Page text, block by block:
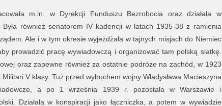
m.in. w Dyrekcji Funduszu Bezrobocia oraz działała w
Była również senatorem IV kadencji w latach 1935-38 z ramienia
Ale i w tym okresie wyjeżdżała w tajnych misjach do Niemiec
prowadzić pracę wywiadowczą i organizować tam polską siatkę.
oraz zapewne również za ostatnie podróże na zachód, w 1923
V klasy. Tuż przed wybuchem wojny Władysława Macieszyna
a po 1 września 1939 r. pozostała w Warszawie i
Działała w konspiracji jako łączniczka, a potem w wywiadzie